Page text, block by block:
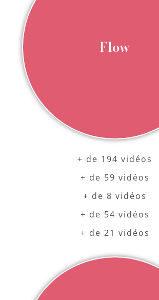
Flow
+ de 194 vidéos
+ de 59 vidéos
+ de 8 vidéos
+ de 54 vidéos
+ de 21 vidéos